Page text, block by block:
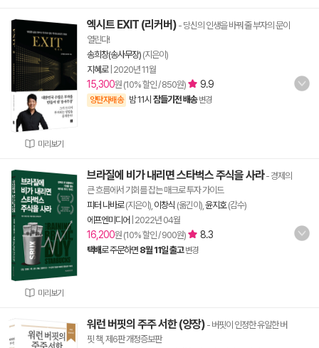
미리보기
엑시트 EXIT (리커버) - 당신의 인생을 바꿔 줄 부자의 문이
열린다!
송희창(송사무장) (지은이)
지혜로| 2020년 11월
15,300원 (10% 할인 / 850원) 9.9
양탄자배송 밤 11시 잠들기전 배송 변경
미리보기
브라질에 비가 내리면 스타벅스 주식을 사라- 경제의
큰 흐름에서 기회를 잡는 매크로 투자 가이드
피터 나바로(지은이), 이창식 (옮긴이), 윤지호(감수)
에프엔미디어 2022년 04월
16,200원 (10% 할인 / 900원) 8.3
택배로 주문하면 8월 11일 출고 변경
워런 버핏의 주주 서한 (양장) - 버핏이 인정한 유일한 버
핏 책, 제6판 개정증보판